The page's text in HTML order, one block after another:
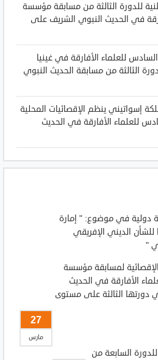
للدورة الثالثة من مسابقة مؤسسة
في الحديث النبوي الشريف على
للعلماء الأفارقة في غينيا
الثالثة من مسابقة الحديث النبوي
إسواتيني ينظم الإقصائيات المحلية
للعلماء الأفارقة في الحديث
دولية في موضوع: " إمارة
للشأن الديني الإفريقي
"
لمسابقة مؤسسة
الأفارقة في الحديث
دورتها الثالثة على مستوى
27
مارس
السابعة من